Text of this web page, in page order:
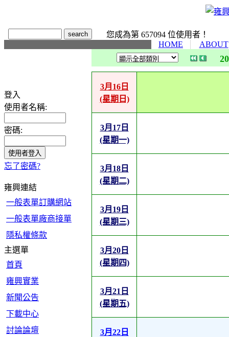
您成為第 657094 位使用者！
HOME
ABOUT
登入
使用者名稱:
密碼:
忘了密碼?
雍興連結
一般表單訂購網站
一般表單廠商接單
隱私權條款
主選單
首頁
雍興實業
新聞公告
下載中心
討論論壇
3月16日
(星期日)
3月17日
(星期一)
3月18日
(星期二)
3月19日
(星期三)
3月20日
(星期四)
3月21日
(星期五)
3月22日